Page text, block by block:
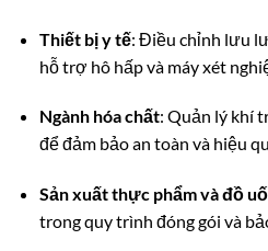
Thiết bị y tế: Điều chỉnh lưu
hỗ trợ hô hấp và máy xét
Ngành hóa chất: Quản lý khí
để đảm bảo an toàn và hiệu
Sản xuất thực phẩm và đồ
trong quy trình đóng gói và